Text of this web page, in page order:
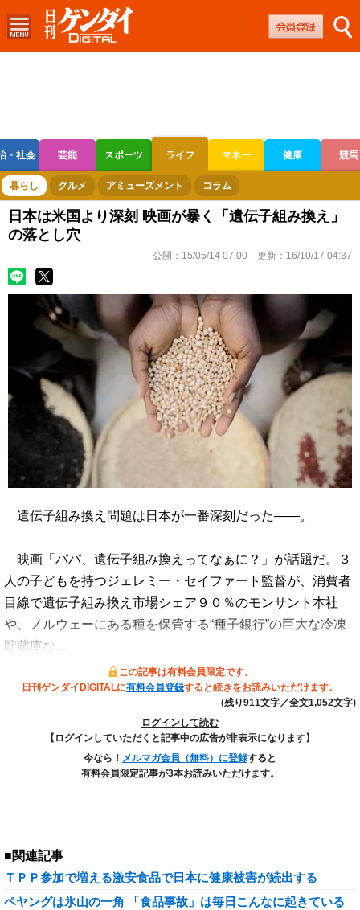
・社会 芸能 スポーツ ライフ マネー 健康 競馬
ボートレース 競輪 オートレース
暮らし グルメ アミューズメント コラム
日本は米国より深刻 映画が暴く「遺伝子組み換え」
の落とし穴
公開： 15/05/14 07:00 更新： 16/10/17 04:37
遺伝子組み換え問題は日本が一番深刻だった――。
映画「パパ、遺伝子組み換えってなぁに？」が話題だ。３
人の子どもを持つジェレミー・セイファート監督が、消費者
目線で遺伝子組み換え市場シェア９０％のモンサント本社
や、ノルウェーにある種を保管する“種子銀行”の巨大な冷凍
貯蔵庫な…
この記事は有料会員限定です。
日刊ゲンダイDIGITALに有料会員登録すると続きをお読みいただけます。
(残り911文字／全文1,052文字)
ログインして読む
【ログインしていただくと記事中の広告が非表示になります】
今なら！ メルマガ会員（無料）に登録すると
有料会員限定記事が3本お読みいただけます。
■関連記事
ＴＰＰ参加で増える激安食品で日本に健康被害が続出する
ペヤングは氷山の一角 「食品事故」は毎日こんなに起きている